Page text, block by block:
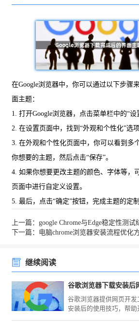
在Google浏览器中，你可以通过以下步骤
面主题：
1. 打开Google浏览器，点击菜单栏中的“设
2. 在设置页面中，找到“外观和个性化”选
3. 在外观和个性化页面中，你可以看到多
你想要的主题，然后点击“保存”。
4. 如果你想要更改主题的颜色、字体等，
页面中进行自定义设置。
5. 最后，点击“确定”按钮，完成主题的定制
上一篇：google Chrome与Edge稳定性测试
下一篇：电脑chrome浏览器安装流程优化
继续阅读
谷歌浏览器下载安装后
谷歌浏览器提供网页开
安装后的使用技巧，帮